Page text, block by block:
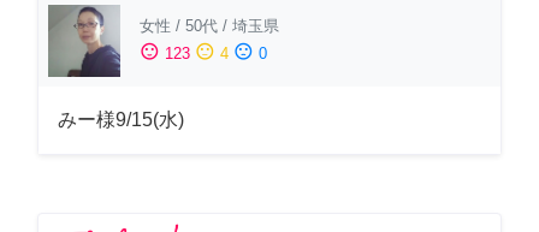
女性 / 50代 / 埼玉県
sentiment_satisfied 123 sentiment_neutral 4 sentiment_dissatisfied 0
みー様9/15(水)